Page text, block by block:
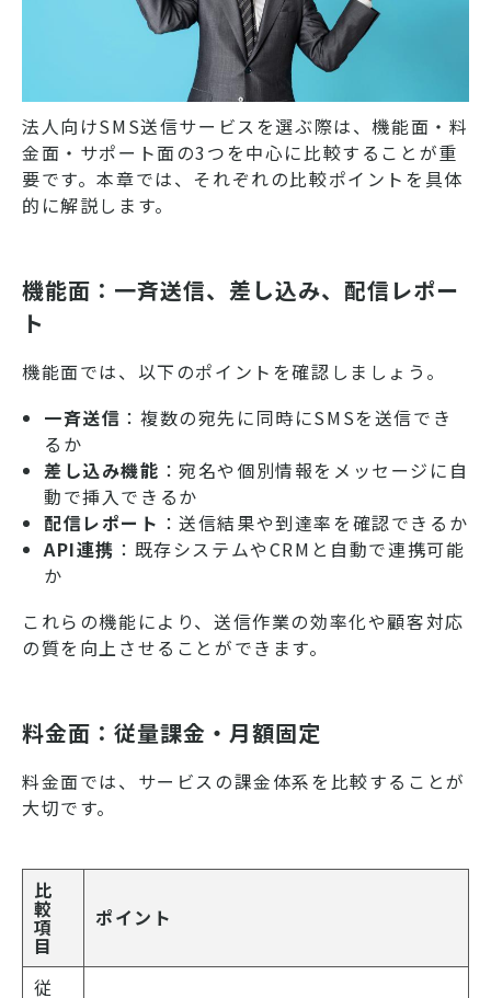
法人向けSMS送信サービスを選ぶ際は、機能面・料
金面・サポート面の3つを中心に比較することが重
要です。本章では、それぞれの比較ポイントを具体
的に解説します。
機能面：一斉送信、差し込み、配信レポー
ト
機能面では、以下のポイントを確認しましょう。
一斉送信 ：複数の宛先に同時にSMSを送信でき
るか
差し込み機能 ：宛名や個別情報をメッセージに自
動で挿入できるか
配信レポート ：送信結果や到達率を確認できるか
API連携 ：既存システムやCRMと自動で連携可能
か
これらの機能により、送信作業の効率化や顧客対応
の質を向上させることができます。
料金面：従量課金・月額固定
料金面では、サービスの課金体系を比較することが
大切です。
比
較
項
目
ポイント
従